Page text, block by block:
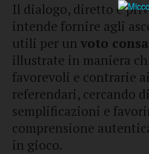
Il dialogo, diretto e
intende fornire agli
utili per un voto
illustrate in maniera
favorevoli e contrarie
referendari, cercando
semplificazioni e
comprensione
in gioco.